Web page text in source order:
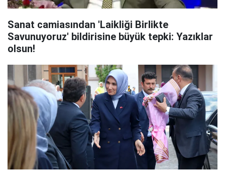
Sanat camiasından 'Laikliği Birlikte
Savunuyoruz' bildirisine büyük tepki: Yazıklar
olsun!